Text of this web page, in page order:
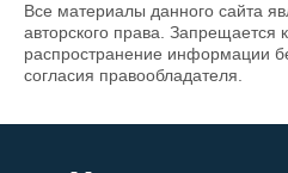
Все материалы данного сайта
авторского права. Запрещается
распространение информации
согласия правообладателя.